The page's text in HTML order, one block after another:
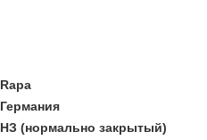
Rapa
Германия
НЗ (нормально закрытый)